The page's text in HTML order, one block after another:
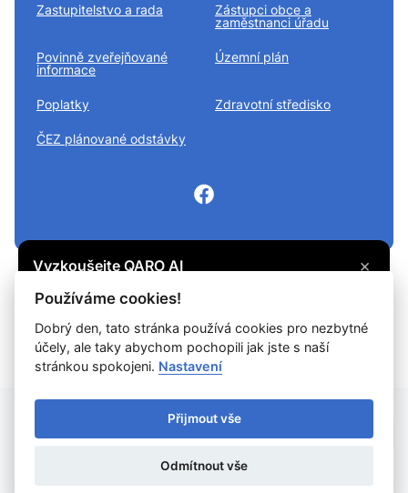
Zastupitelstvo a rada
Zástupci obce a
zaměstnanci úřadu
Povinně zveřejňované
informace
Územní plán
Poplatky Zdravotní středisko
ČEZ plánované odstávky
© 2026Divišov městys Všechna práva vyhrazena
Snadné čtení
Prohlášení o ochraně soukromí Prohlášení o přístupnosti
×
Vyzkoušejte QARO AI
Máte otázku? Zeptejte se na cokoli, co vás
Vyzkoušet
Používáme cookies!
Dobrý den, tato stránka používá cookies pro nezbytné
účely, ale taky abychom pochopili jak jste s naší
stránkou spokojeni. Nastavení
Přijmout vše
Odmítnout vše